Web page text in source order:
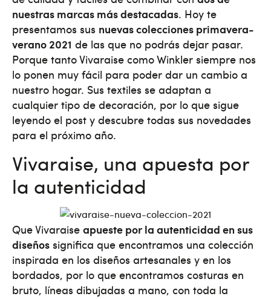
nuestras marcas más destacadas. Hoy te
presentamos sus nuevas colecciones primavera-
verano 2021 de las que no podrás dejar pasar.
Porque tanto Vivaraise como Winkler siempre nos
lo ponen muy fácil para poder dar un cambio a
nuestro hogar. Sus textiles se adaptan a
cualquier tipo de decoración, por lo que sigue
leyendo el post y descubre todas sus novedades
para el próximo año.
Vivaraise, una apuesta por
la autenticidad
Que Vivaraise apueste por la autenticidad en sus
diseños significa que encontramos una colección
inspirada en los diseños artesanales y en los
bordados, por lo que encontramos costuras en
bruto, líneas dibujadas a mano, con toda la